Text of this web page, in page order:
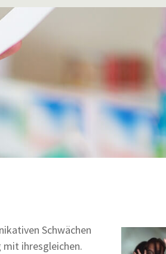
Schwächen
ihresgleichen.